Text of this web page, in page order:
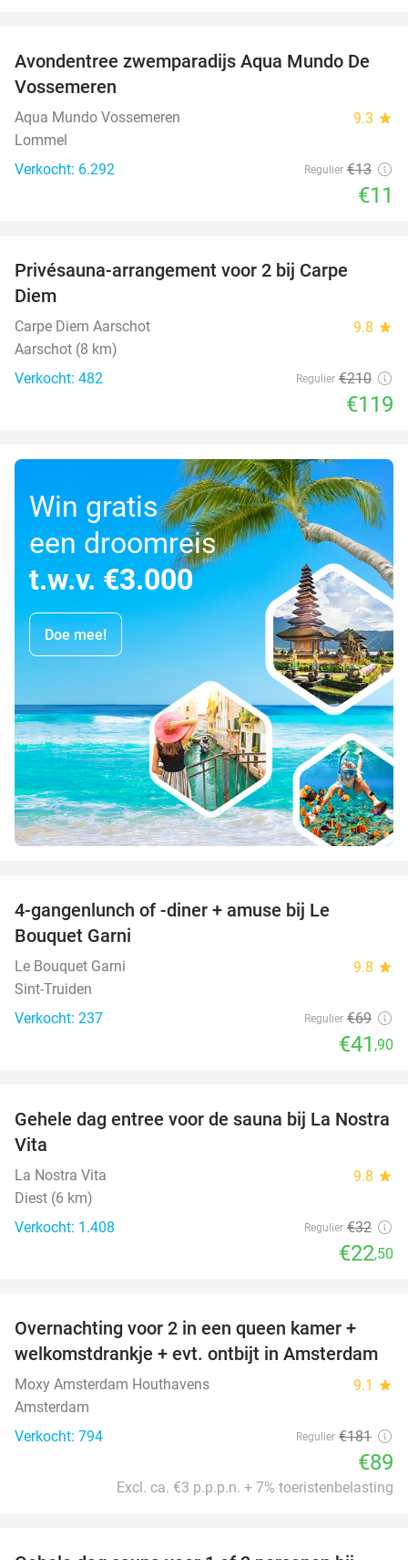
15%
Avondentree zwemparadijs Aqua Mundo De
Vossemeren
Aqua Mundo Vossemeren 9.3 star
Lommel
Verkocht: 6.292
Regulier €13
€11
Privésauna-arrangement voor 2 bij Carpe
Diem
Carpe Diem Aarschot 9.8 star
Aarschot (8 km)
Verkocht: 482
Regulier €210
€119
Win gratis
een droomreis
t.w.v. €3.000
Doe mee!
4-gangenlunch of -diner + amuse bij Le
Bouquet Garni
Le Bouquet Garni 9.8 star
Sint-Truiden
Verkocht: 237
Regulier €69
€41 ,90
30%
Gehele dag entree voor de sauna bij La Nostra
Vita
La Nostra Vita 9.8 star
Diest (6 km)
Verkocht: 1.408
Regulier €32
€22,50
51%
Overnachting voor 2 in een queen kamer +
welkomstdrankje + evt. ontbijt in Amsterdam
Moxy Amsterdam Houthavens 9.1 star
Amsterdam
Verkocht: 794
Regulier €181
€89
Excl. ca. €3 p.p.p.n. + 7% toeristenbelasting